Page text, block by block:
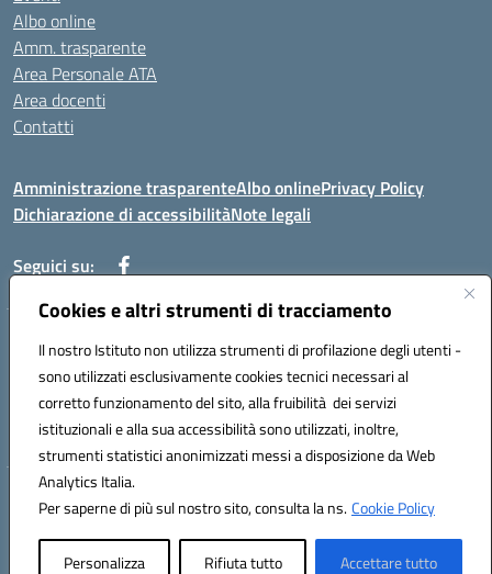
Cookies e altri strumenti di tracciamento
Il nostro Istituto non utilizza strumenti di profilazione degli utenti -
sono utilizzati esclusivamente cookies tecnici necessari al
corretto funzionamento del sito, alla fruibilità dei servizi
istituzionali e alla sua accessibilità sono utilizzati, inoltre,
strumenti statistici anonimizzati messi a disposizione da Web
Analytics Italia.
Per saperne di più sul nostro sito, consulta la ns.Cookie Policy
Personalizza Rifiuta tutto Accettare tutto
Albo online
Amm. trasparente
Area Personale ATA
Area docenti
Contatti
Amministrazione trasparenteAlbo onlinePrivacy Policy
Dichiarazione di accessibilitàNote legali
Seguici su:
Indirizzo: VIA BRECCIAME, 46 - 81024 MADDALONI (CE)
Mail: CEIC8AU001@istruzione.it - Pec: CEIC8AU001@pec.istruzione.it -
Telefono: 0823408721
Meccanografico: CEIC8AU001
Codice fiscale: 93086080616
Hosting & Powered by 3D Solution S.r.l.
Concept & Design by Designers Italia